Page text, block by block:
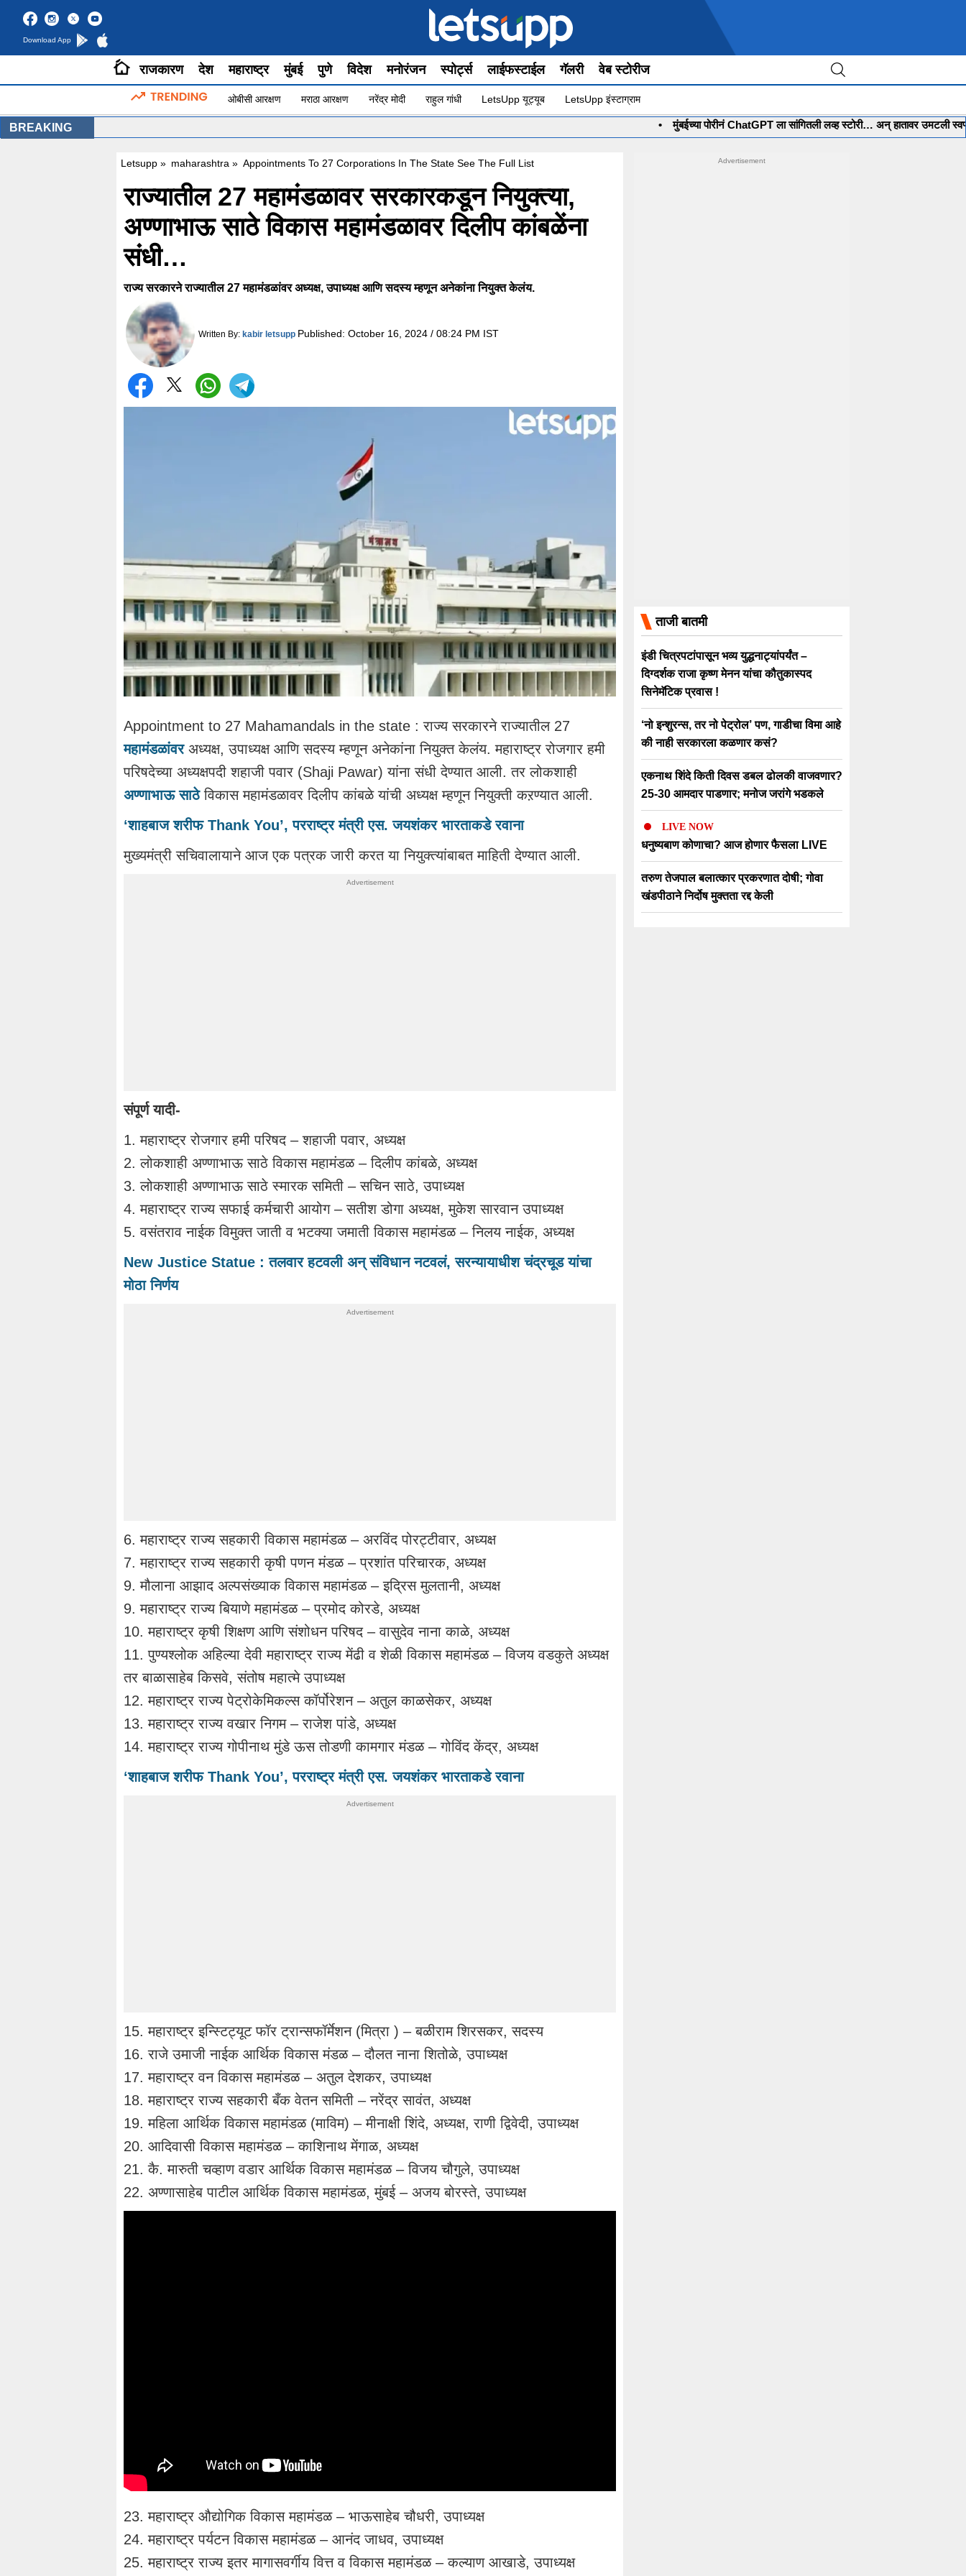
Download App
राजकारण देश महाराष्ट्र मुंबई पुणे विदेश मनोरंजन स्पोर्ट्स लाईफस्टाईल गॅलरी वेब स्टोरीज
ओबीसी आरक्षण मराठा आरक्षण नरेंद्र मोदी राहुल गांधी LetsUpp यूट्यूब LetsUpp इंस्टाग्राम
BREAKING मुंबईच्या पोरीनं ChatGPT ला सांगितली लव्ह स्टोरी… अन् हातावर उमटली स्वप्नातली
Letsupp » maharashtra » Appointments To 27 Corporations In The State See The Full List
राज्यातील 27 महामंडळावर सरकारकडून नियुक्त्या,
अण्णाभाऊ साठे विकास महामंडळावर दिलीप कांबळेंना
संधी…
राज्य सरकारने राज्यातील 27 महामंडळांवर अध्यक्ष, उपाध्यक्ष आणि सदस्य म्हणून अनेकांना नियुक्त केलंय.
Written By: kabir letsupp Published: October 16, 2024 / 08:24 PM IST
Appointment to 27 Mahamandals in the state : राज्य सरकारने राज्यातील 27
महामंडळांवरअध्यक्ष, उपाध्यक्ष आणि सदस्य म्हणून अनेकांना नियुक्त केलंय. महाराष्ट्र रोजगार हमी
परिषदेच्या अध्यक्षपदी शहाजी पवार (Shaji Pawar) यांना संधी देण्यात आली. तर लोकशाही
अण्णाभाऊ साठेविकास महामंडळावर दिलीप कांबळे यांची अध्यक्ष म्हणून नियुक्ती कऱण्यात आली.
‘शाहबाज शरीफ Thank You’, परराष्ट्र मंत्री एस. जयशंकर भारताकडे रवाना
मुख्यमंत्री सचिवालायाने आज एक पत्रक जारी करत या नियुक्त्यांबाबत माहिती देण्यात आली.
संपूर्ण यादी-
1. महाराष्ट्र रोजगार हमी परिषद – शहाजी पवार, अध्यक्ष
2. लोकशाही अण्णाभाऊ साठे विकास महामंडळ – दिलीप कांबळे, अध्यक्ष
3. लोकशाही अण्णाभाऊ साठे स्मारक समिती – सचिन साठे, उपाध्यक्ष
4. महाराष्ट्र राज्य सफाई कर्मचारी आयोग – सतीश डोगा अध्यक्ष, मुकेश सारवान उपाध्यक्ष
5. वसंतराव नाईक विमुक्त जाती व भटक्या जमाती विकास महामंडळ – निलय नाईक, अध्यक्ष
New Justice Statue : तलवार हटवली अन् संविधान नटवलं, सरन्यायाधीश चंद्रचूड यांचा
मोठा निर्णय
6. महाराष्ट्र राज्य सहकारी विकास महामंडळ – अरविंद पोरट्टीवार, अध्यक्ष
7. महाराष्ट्र राज्य सहकारी कृषी पणन मंडळ – प्रशांत परिचारक, अध्यक्ष
9. मौलाना आझाद अल्पसंख्याक विकास महामंडळ – इद्रिस मुलतानी, अध्यक्ष
9. महाराष्ट्र राज्य बियाणे महामंडळ – प्रमोद कोरडे, अध्यक्ष
10. महाराष्ट्र कृषी शिक्षण आणि संशोधन परिषद – वासुदेव नाना काळे, अध्यक्ष
11. पुण्यश्लोक अहिल्या देवी महाराष्ट्र राज्य मेंढी व शेळी विकास महामंडळ – विजय वडकुते अध्यक्ष
तर बाळासाहेब किसवे, संतोष महात्मे उपाध्यक्ष
12. महाराष्ट्र राज्य पेट्रोकेमिकल्स कॉर्पोरेशन – अतुल काळसेकर, अध्यक्ष
13. महाराष्ट्र राज्य वखार निगम – राजेश पांडे, अध्यक्ष
14. महाराष्ट्र राज्य गोपीनाथ मुंडे ऊस तोडणी कामगार मंडळ – गोविंद केंद्र, अध्यक्ष
‘शाहबाज शरीफ Thank You’, परराष्ट्र मंत्री एस. जयशंकर भारताकडे रवाना
15. महाराष्ट्र इन्स्टिट्यूट फॉर ट्रान्सफॉर्मेशन (मित्रा ) – बळीराम शिरसकर, सदस्य
16. राजे उमाजी नाईक आर्थिक विकास मंडळ – दौलत नाना शितोळे, उपाध्यक्ष
17. महाराष्ट्र वन विकास महामंडळ – अतुल देशकर, उपाध्यक्ष
18. महाराष्ट्र राज्य सहकारी बँक वेतन समिती – नरेंद्र सावंत, अध्यक्ष
19. महिला आर्थिक विकास महामंडळ (माविम) – मीनाक्षी शिंदे, अध्यक्ष, राणी द्विवेदी, उपाध्यक्ष
20. आदिवासी विकास महामंडळ – काशिनाथ मेंगाळ, अध्यक्ष
21. कै. मारुती चव्हाण वडार आर्थिक विकास महामंडळ – विजय चौगुले, उपाध्यक्ष
22. अण्णासाहेब पाटील आर्थिक विकास महामंडळ, मुंबई – अजय बोरस्ते, उपाध्यक्ष
23. महाराष्ट्र औद्योगिक विकास महामंडळ – भाऊसाहेब चौधरी, उपाध्यक्ष
24. महाराष्ट्र पर्यटन विकास महामंडळ – आनंद जाधव, उपाध्यक्ष
25. महाराष्ट्र राज्य इतर मागासवर्गीय वित्त व विकास महामंडळ – कल्याण आखाडे, उपाध्यक्ष
ताजी बातमी
इंडी चित्रपटांपासून भव्य युद्धनाट्यांपर्यंत –
दिग्दर्शक राजा कृष्ण मेनन यांचा कौतुकास्पद
सिनेमॅटिक प्रवास !
‘नो इन्शुरन्स, तर नो पेट्रोल’ पण, गाडीचा विमा आहे
की नाही सरकारला कळणार कसं?
एकनाथ शिंदे किती दिवस डबल ढोलकी वाजवणार?
25-30 आमदार पाडणार; मनोज जरांगे भडकले
LIVE NOW
धनुष्यबाण कोणाचा? आज होणार फैसला LIVE
तरुण तेजपाल बलात्कार प्रकरणात दोषी; गोवा
खंडपीठाने निर्दोष मुक्तता रद्द केली